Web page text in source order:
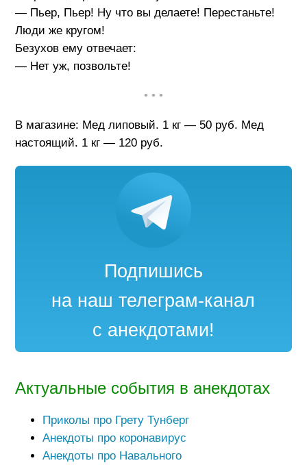
— Пьер, Пьер! Ну что вы делаете! Перестаньте!
Люди же кругом!
Безухов ему отвечает:
— Нет уж, позвольте!
• • •
В магазине: Мед липовый. 1 кг — 50 руб. Мед
настоящий. 1 кг — 120 руб.
Подпишись
на наш телеграм-канал
с анекдотами!
Актуальные события в анекдотах
Приколы про Грету Тунберг
Анекдоты про коронавирус
Анекдоты про Навального